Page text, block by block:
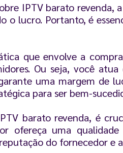
IPTV barato
o lucro. Portanto, é
que envolve a
Ou seja, você
uma margem de
para ser bem-
barato revenda, é
ofereça uma
do fornecedor e